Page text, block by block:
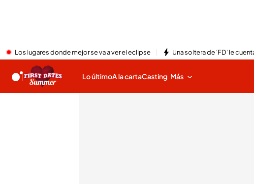
Los lugares donde mejor se va a ver el eclipse Una soltera de 'FD' le
Lo últimoA la cartaCasting Más